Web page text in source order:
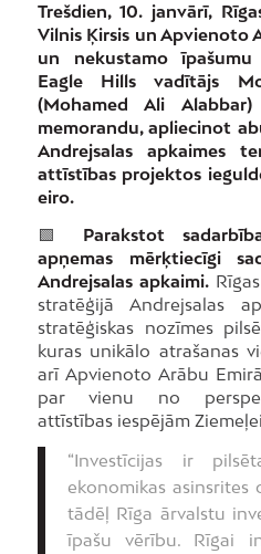
Trešdien, 10. janvārī,
Vilnis Ķirsis un Apvienoto
un nekustamo
Eagle Hills vadītājs
(Mohamed Ali Alabbar)
memorandu, apliecinot
Andrejsalas apkaimes
attīstības projektos
eiro.
🟩 Parakstot
apņemas mērķtiecīgi
Andrejsalas apkaimi.
stratēģijā Andrejsalas
stratēģiskas nozīmes
kuras unikālo atrašanas
arī Apvienoto Arābu
par vienu no
attīstības iespējām
“Investīcijas ir
ekonomikas
tādēļ Rīga ārvalstu
īpašu vērību. Rīgai